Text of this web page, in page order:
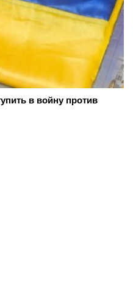
в войну против